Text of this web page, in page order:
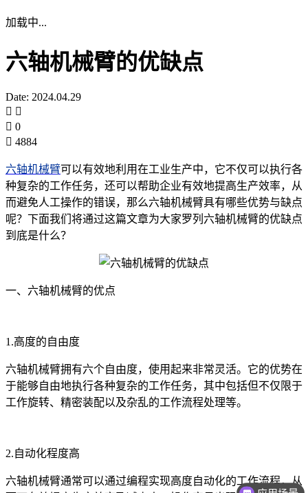
加载中...
六轴机械臂的优缺点
Date: 2024.04.29
0
4884
六轴机械臂可以有效地利用在工业生产中，它不仅可以执行各
种复杂的工作任务，还可以帮助企业有效地提高生产效率，从
而避免人工操作的错误，那么六轴机械臂具有哪些优势与缺点
呢？下面我们将通过这篇文章为大家罗列六轴机械臂的优缺点
到底是什么？
一、六轴机械臂的优点
1.高度的自由度
六轴机械臂拥有六个自由度，使用起来非常灵活。它的优势在
于能够自由地执行各种复杂的工作任务，其中包括但不仅限于
工作旋转、精密装配以及杂乱的工作流程处理等。
2.自动化程度高
六轴机械臂通常可以通过编程实现高度自动化的工作流程，从